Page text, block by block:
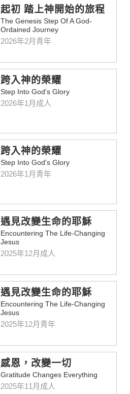
起初 踏上神開始的旅程
The Genesis Step Of A God-
Ordained Journey
2026年2月青年
跨入神的榮耀
Step Into God's Glory
2026年1月成人
跨入神的榮耀
Step Into God's Glory
2026年1月青年
遇見改變生命的耶穌
Encountering The Life-Changing
Jesus
2025年12月成人
遇見改變生命的耶穌
Encountering The Life-Changing
Jesus
2025年12月青年
感恩，改變一切
Gratitude Changes Everything
2025年11月成人